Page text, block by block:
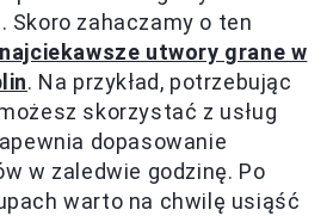
Skoro zahaczamy o ten
najciekawsze utwory grane w
. Na przykład, potrzebując
skorzystać z usług
dopasowanie
w zaledwie godzinę. Po
warto na chwilę usiąść